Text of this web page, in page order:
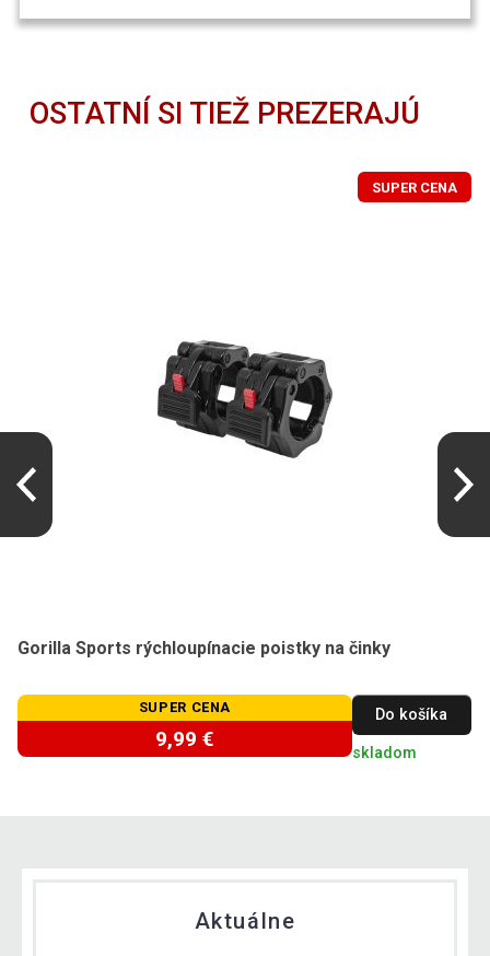
OSTATNÍ SI TIEŽ PREZERAJÚ
SUPER CENA
Gorilla Sports rýchloupínacie poistky na činky
SUPER CENA
9,99 €
Do košíka
skladom
Aktuálne